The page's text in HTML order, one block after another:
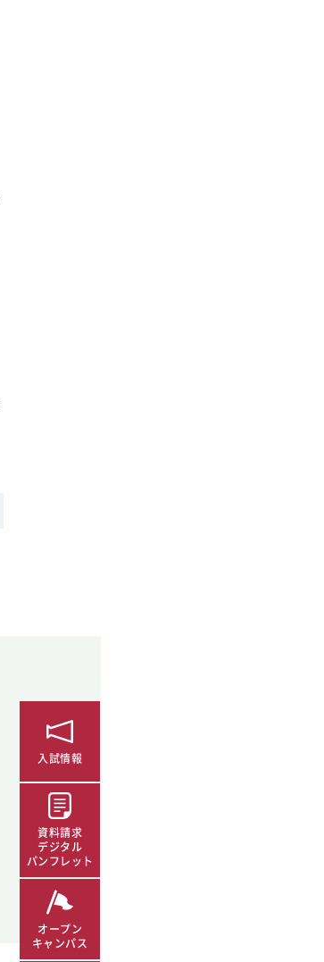
入試情報
資料請求
デジタル
パンフレット
オープン
キャンパス